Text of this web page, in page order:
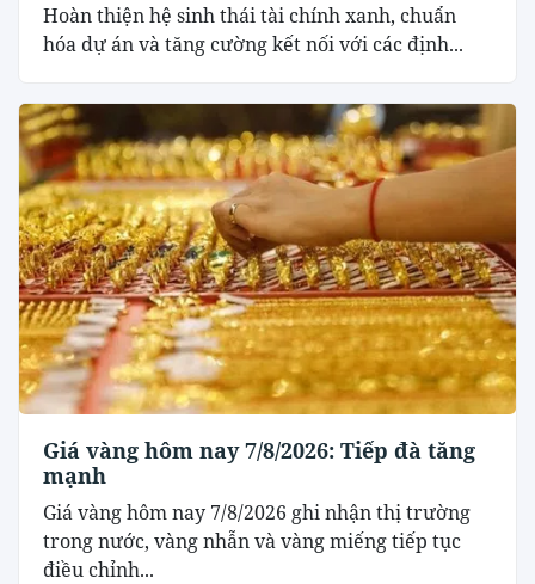
Hoàn thiện hệ sinh thái tài chính xanh, chuẩn
hóa dự án và tăng cường kết nối với các định...
Giá vàng hôm nay 7/8/2026: Tiếp đà tăng
mạnh
Giá vàng hôm nay 7/8/2026 ghi nhận thị trường
trong nước, vàng nhẫn và vàng miếng tiếp tục
điều chỉnh...